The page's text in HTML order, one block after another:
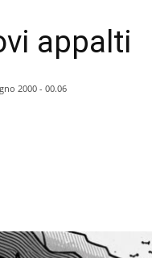
appalti
2000 - 00.06